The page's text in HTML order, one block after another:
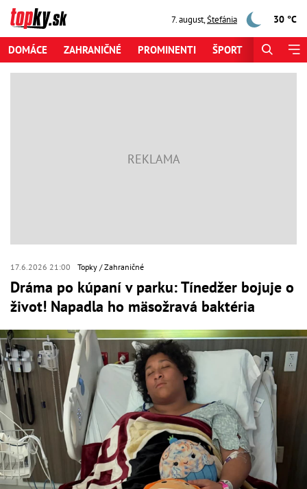
7. august,Štefánia 30 °C
DOMÁCE ZAHRANIČNÉ PROMINENTI ŠPORT
17.6.2026 21:00 Topky Zahraničné
Dráma po kúpaní v parku: Tínedžer bojuje o
život! Napadla ho mäsožravá baktéria